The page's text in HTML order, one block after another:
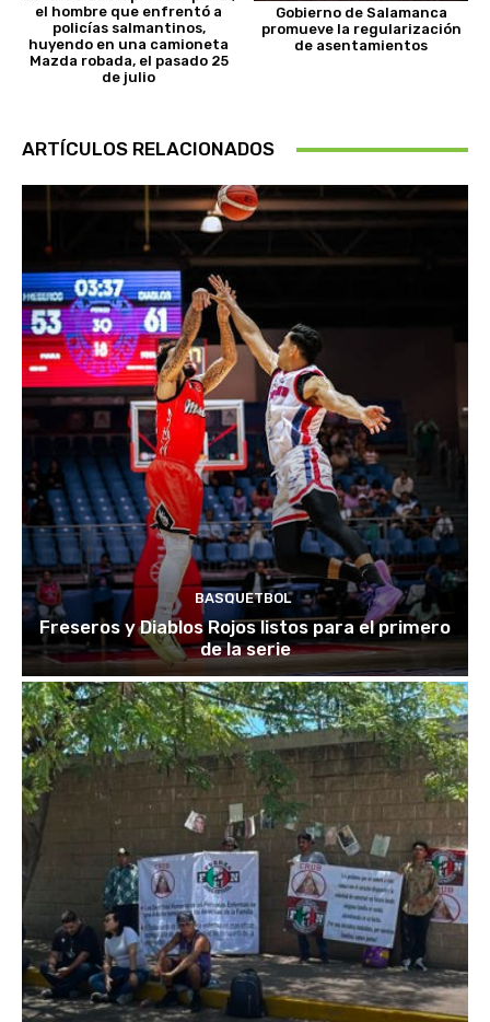
el hombre que enfrentó a
policías salmantinos,
huyendo en una camioneta
Mazda robada, el pasado 25
de julio
Gobierno de Salamanca
promueve la regularización
de asentamientos
ARTÍCULOS RELACIONADOS
BASQUETBOL
Freseros y Diablos Rojos listos para el primero
de la serie